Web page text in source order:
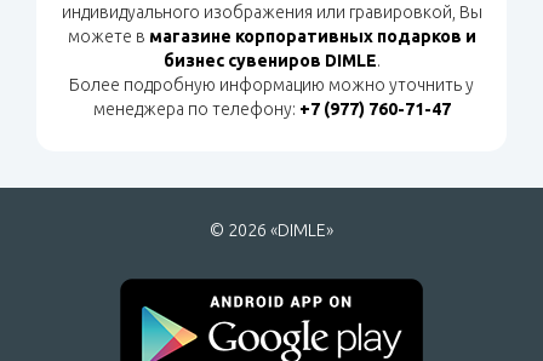
индивидуального изображения или гравировкой, Вы
можете в магазине корпоративных подарков и
бизнес сувениров DIMLE.
Более подробную информацию можно уточнить у
менеджера по телефону: +7 (977) 760-71-47
© 2026 «DIMLE»